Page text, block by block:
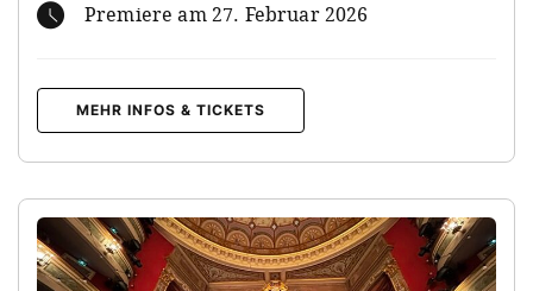
Premiere am 27. Februar 2026
MEHR INFOS & TICKETS